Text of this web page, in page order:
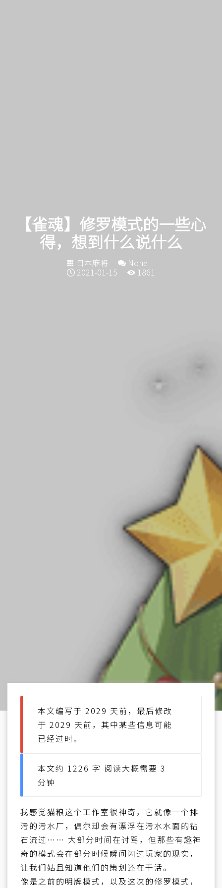
【雀魂】修罗模式的一些心
得，想到什么说什么
日本麻将 None
2021-01-15 1861
本文编写于 2029 天前，最后修改
于 2029 天前，其中某些信息可能
已经过时。
本文约 1226 字 阅读大概需要 3
分钟
我感觉猫粮这个工作室很神奇，它就像一个排
污的污水厂，偶尔却会有漂浮在污水水面的钻
石流过…… 大部分时间在讨骂，但那些有趣神
奇的模式会在部分时候瞬间闪过玩家的现实，
让我们姑且知道他们的策划还在干活。
像是之前的明牌模式，以及这次的修罗模式，